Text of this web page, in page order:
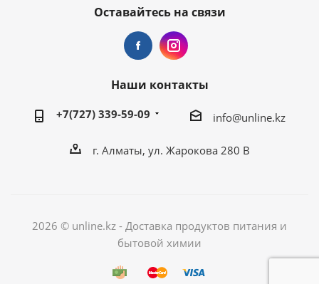
Оставайтесь на связи
Наши контакты
+7(727) 339-59-09 info@unline.kz
г. Алматы, ул. Жарокова 280 В
2026 © unline.kz - Доставка продуктов питания и
бытовой химии